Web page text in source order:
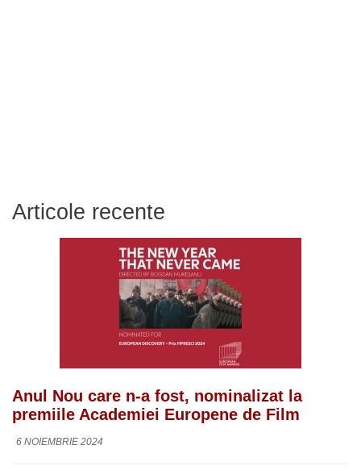
Articole recente
Anul Nou care n-a fost, nominalizat la
premiile Academiei Europene de Film
6 NOIEMBRIE 2024